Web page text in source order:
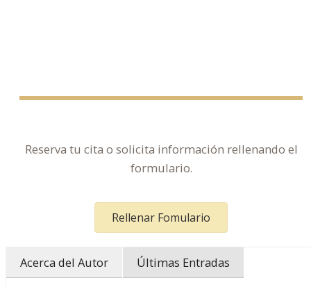
Reserva tu cita o solicita información rellenando el
formulario.
Rellenar Fomulario
Acerca del Autor Últimas Entradas